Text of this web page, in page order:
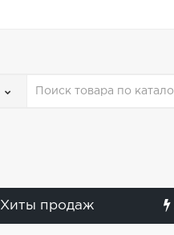
Хиты продаж